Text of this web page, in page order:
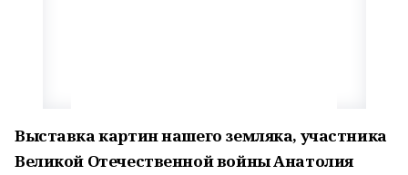
Выставка картин нашего земляка, участника
Великой Отечественной войны Анатолия